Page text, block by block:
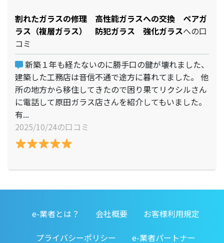
割れたガラスの修理 高性能ガラスへの交換 ペアガ
ラス（複層ガラス） 防犯ガラス 強化ガラスへの口
コミ
新築１年も経たないのに勝手口の鍵が壊れました、
建築した工務店は音信不通で途方に暮れてました。 他
所の地方から移住してきたので困り果てリクシルさん
に電話して原田ガラス店さんを紹介してもいました。
有...
2025/10/24の口コミ
e-業者とは？ 会社概要
お客様利用規定
プライバシーポリシー
e-業者パートナー